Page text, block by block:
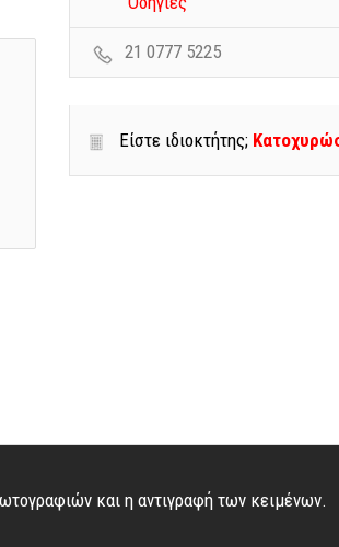
21 0777 5225
Είστε ιδιοκτήτης;
και η αντιγραφή των κειμένων.